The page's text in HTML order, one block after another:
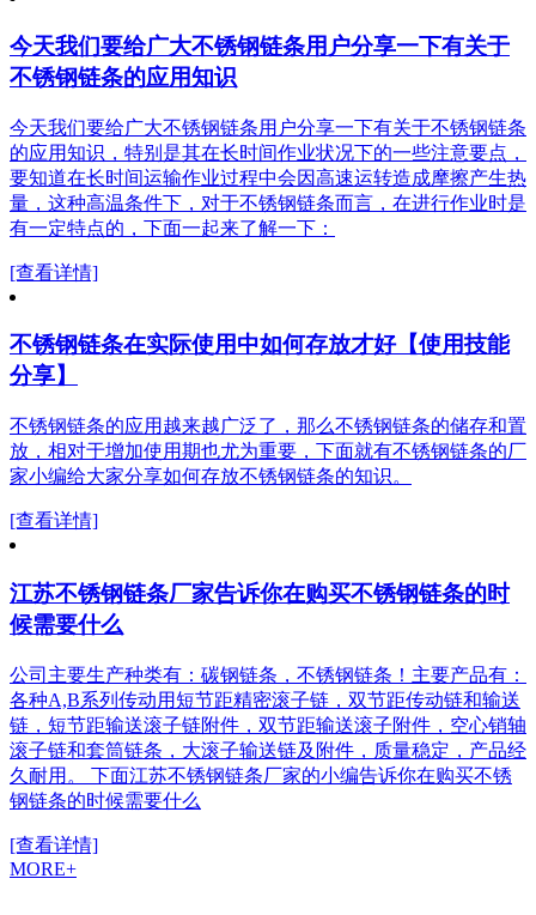
今天我们要给广大不锈钢链条用户分享一下有关于
不锈钢链条的应用知识
今天我们要给广大不锈钢链条用户分享一下有关于不锈钢链条
的应用知识，特别是其在长时间作业状况下的一些注意要点，
要知道在长时间运输作业过程中会因高速运转造成摩擦产生热
量，这种高温条件下，对于不锈钢链条而言，在进行作业时是
有一定特点的，下面一起来了解一下：
[查看详情]
不锈钢链条在实际使用中如何存放才好【使用技能
分享】
不锈钢链条的应用越来越广泛了，那么不锈钢链条的储存和置
放，相对于增加使用期也尤为重要，下面就有不锈钢链条的厂
家小编给大家分享如何存放不锈钢链条的知识。
[查看详情]
江苏不锈钢链条厂家告诉你在购买不锈钢链条的时
候需要什么
公司主要生产种类有：碳钢链条，不锈钢链条！主要产品有：
各种A,B系列传动用短节距精密滚子链，双节距传动链和输送
链，短节距输送滚子链附件，双节距输送滚子附件，空心销轴
滚子链和套筒链条，大滚子输送链及附件，质量稳定，产品经
久耐用。 下面江苏不锈钢链条厂家的小编告诉你在购买不锈
钢链条的时候需要什么
[查看详情]
MORE+